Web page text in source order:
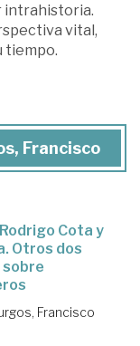
intrahistoria.
vital,
tiempo.
Francisco
Cota y
Otros dos
Francisco